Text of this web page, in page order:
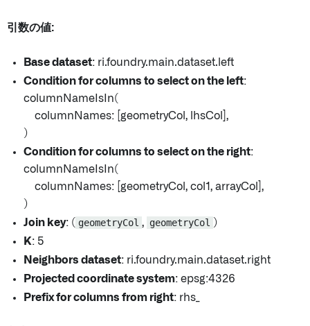
引数の値:
Base dataset: ri.foundry.main.dataset.left
Condition for columns to select on the left:
columnNameIsIn(
columnNames: [geometryCol, lhsCol],
)
Condition for columns to select on the right:
columnNameIsIn(
columnNames: [geometryCol, col1, arrayCol],
)
Join key: ( geometryCol , geometryCol )
K: 5
Neighbors dataset: ri.foundry.main.dataset.right
Projected coordinate system: epsg:4326
Prefix for columns from right: rhs_